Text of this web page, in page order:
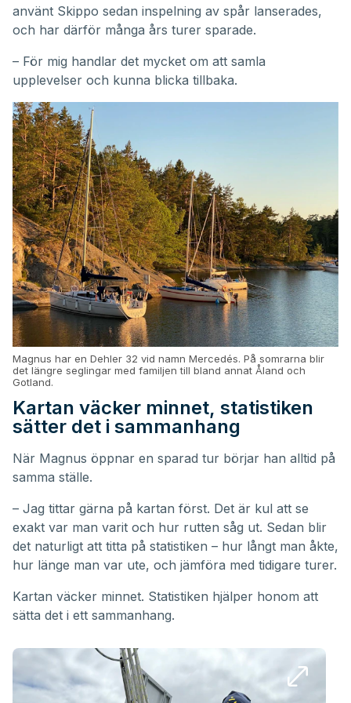
använt Skippo sedan inspelning av spår lanserades,
och har därför många års turer sparade.
– För mig handlar det mycket om att samla
upplevelser och kunna blicka tillbaka.
Magnus har en Dehler 32 vid namn Mercedés. På somrarna blir
det längre seglingar med familjen till bland annat Åland och
Gotland.
Kartan väcker minnet, statistiken
sätter det i sammanhang
När Magnus öppnar en sparad tur börjar han alltid på
samma ställe.
– Jag tittar gärna på kartan först. Det är kul att se
exakt var man varit och hur rutten såg ut. Sedan blir
det naturligt att titta på statistiken – hur långt man åkte,
hur länge man var ute, och jämföra med tidigare turer.
Kartan väcker minnet. Statistiken hjälper honom att
sätta det i ett sammanhang.